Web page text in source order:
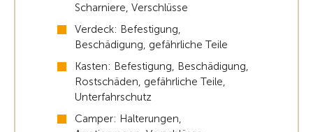
Scharniere, Verschlüsse
Verdeck: Befestigung,
Beschädigung, gefährliche Teile
Kasten: Befestigung, Beschädigung,
Rostschäden, gefährliche Teile,
Unterfahrschutz
Camper: Halterungen,